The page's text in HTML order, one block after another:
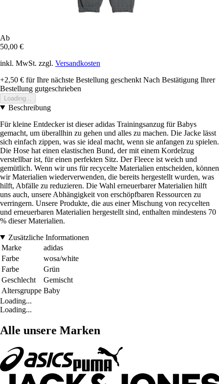
Ab
50,00 €
inkl. MwSt. zzgl. Versandkosten
+2,50 € für Ihre nächste Bestellung geschenkt Nach Bestätigung Ihrer
Bestellung gutgeschrieben
Loading...
Beschreibung
Für kleine Entdecker ist dieser adidas Trainingsanzug für Babys
gemacht, um überallhin zu gehen und alles zu machen. Die Jacke lässt
sich einfach zippen, was sie ideal macht, wenn sie anfangen zu spielen.
Die Hose hat einen elastischen Bund, der mit einem Kordelzug
verstellbar ist, für einen perfekten Sitz. Der Fleece ist weich und
gemütlich. Wenn wir uns für recycelte Materialien entscheiden, können
wir Materialien wiederverwenden, die bereits hergestellt wurden, was
hilft, Abfälle zu reduzieren. Die Wahl erneuerbarer Materialien hilft
uns auch, unsere Abhängigkeit von erschöpfbaren Ressourcen zu
verringern. Unsere Produkte, die aus einer Mischung von recycelten
und erneuerbaren Materialien hergestellt sind, enthalten mindestens 70
% dieser Materialien.
Zusätzliche Informationen
Marke
adidas
Farbe
wosa/white
Farbe
Grün
Geschlecht
Gemischt
Altersgruppe Baby
Loading...
Loading...
Alle unsere Marken